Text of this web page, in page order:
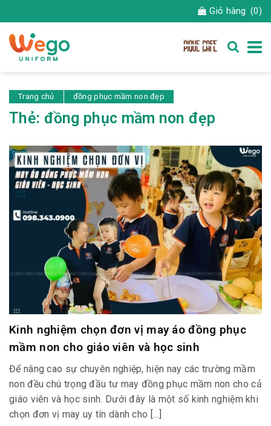
Giỏ hàng (0)
Trang chủ đồng phục mầm non đẹp
Thẻ: đồng phục mầm non đẹp
Kinh nghiệm chọn đơn vị may áo đồng phục
mầm non cho giáo viên và học sinh
Để nâng cao sự chuyên nghiệp, hiện nay các trường mầm
non đều chú trọng đầu tư may đồng phục mầm non cho cả
giáo viên và học sinh. Dưới đây là một số kinh nghiệm khi
chọn đơn vị may uy tín dành cho […]